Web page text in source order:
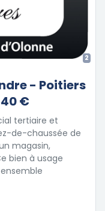
2
- Poitiers
€
tertiaire et
de-chaussée de
magasin,
bien à usage